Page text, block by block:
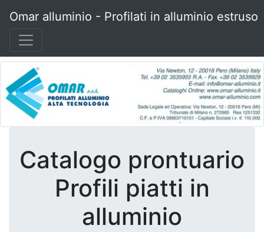
Omar alluminio - Profilati in alluminio estruso
Catalogo prontuario
Profili piatti in
alluminio